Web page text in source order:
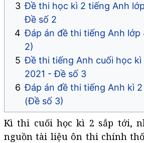
Đề thi học kì 2 tiếng Anh
Đề số 2
Đáp án đề thi tiếng Anh
2)
Đề thi tiếng Anh cuối học kì
2021 - Đề số 3
Đáp án đề thi tiếng Anh kì
(Đề số 3)
Kì thi cuối học kì 2 sắp tới,
nguồn tài liệu ôn thi chính